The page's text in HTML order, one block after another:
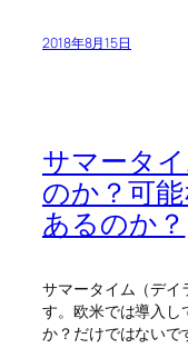
2018年8月15日
サマータ
のか？可
あるのか？
サマータイム（デ
す。欧米では導入し
か？だけではないで